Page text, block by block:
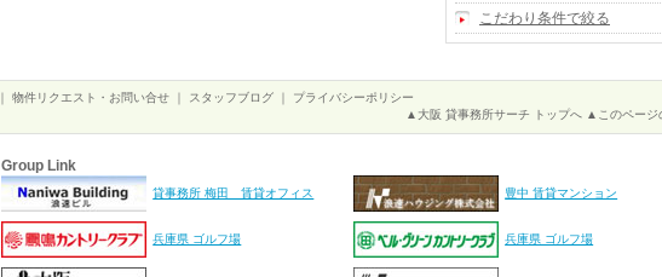
こだわり条件で絞る
物件リクエスト・お問い合せ スタッフブログ
プライバシーポリシー
▲大阪 貸事務所サーチ トップへ ▲このページ
Group Link
貸事務所 梅田 賃貸オフィス 豊中 賃貸マンション
兵庫県 ゴルフ場 兵庫県 ゴルフ場